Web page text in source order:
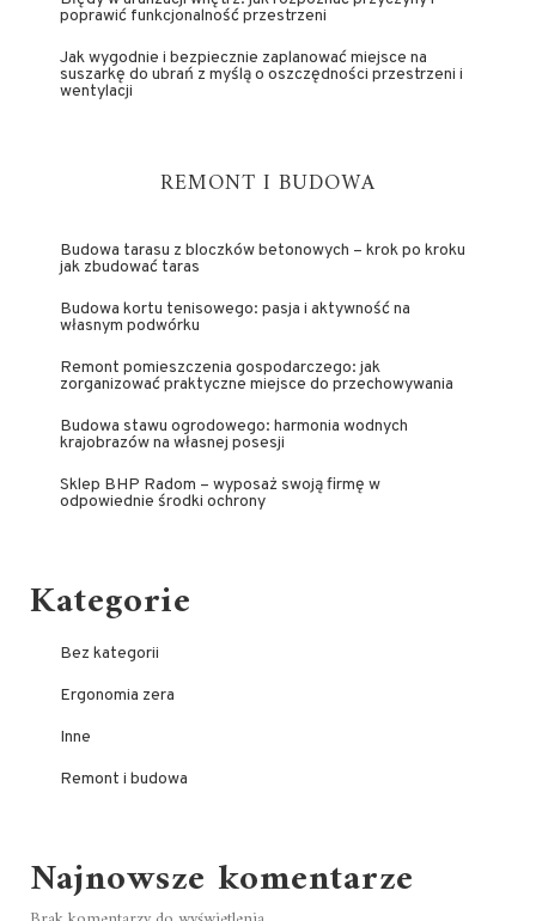
poprawić funkcjonalność przestrzeni
Jak wygodnie i bezpiecznie zaplanować miejsce na
suszarkę do ubrań z myślą o oszczędności przestrzeni i
wentylacji
REMONT I BUDOWA
Budowa tarasu z bloczków betonowych – krok po kroku
jak zbudować taras
Budowa kortu tenisowego: pasja i aktywność na
własnym podwórku
Remont pomieszczenia gospodarczego: jak
zorganizować praktyczne miejsce do przechowywania
Budowa stawu ogrodowego: harmonia wodnych
krajobrazów na własnej posesji
Sklep BHP Radom – wyposaż swoją firmę w
odpowiednie środki ochrony
Kategorie
Bez kategorii
Ergonomia zera
Inne
Remont i budowa
Najnowsze komentarze